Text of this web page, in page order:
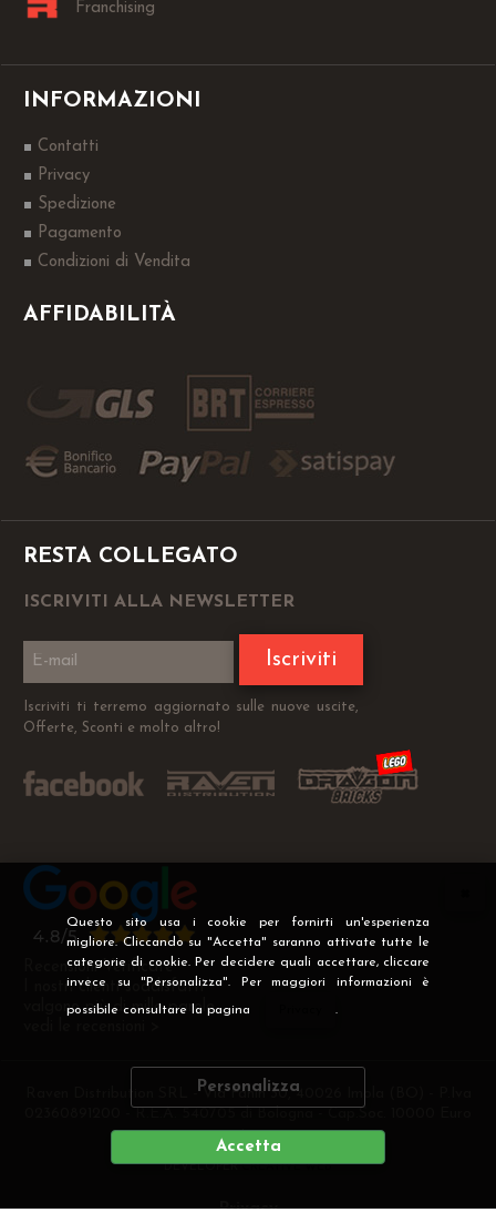
Questo sito usa i cookie per fornirti un'esperienza
migliore. Cliccando su "Accetta" saranno attivate tutte le
categorie di cookie. Per decidere quali accettare, cliccare
invece su "Personalizza". Per maggiori informazioni è
possibile consultare la pagina .
Personalizza
Accetta
Franchising
INFORMAZIONI
Contatti
Privacy
Spedizione
Pagamento
Condizioni di Vendita
AFFIDABILITÀ
RESTA COLLEGATO
ISCRIVITI ALLA NEWSLETTER
Iscriviti
Iscriviti ti terremo aggiornato sulle nuove uscite,
Offerte, Sconti e molto altro!
Recensioni Verificate
I nostri clienti soddisfatti
valgono più di mille parole
Raven Distribution SRL - Via Fanin 30, 40026 Imola (BO) - P.Iva
i.v
DEVELOPERCREATIVE WEB
Privacy